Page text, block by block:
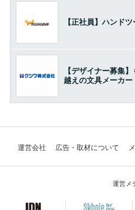
【正社員】ハンド
【デザイナー募集
越えの文具メーカー
運営会社 広告・取材について
運営メ